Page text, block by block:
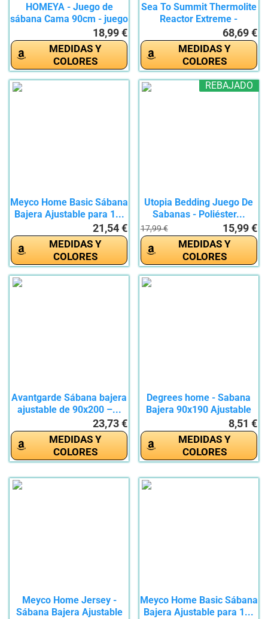
HOMEYA - Juego de
sábana Cama 90cm - juego
18,99 €
MEDIDAS Y
COLORES
Sea To Summit Thermolite
Reactor Extreme -
68,69 €
MEDIDAS Y
COLORES
Meyco Home Basic Sábana
Bajera Ajustable para 1...
21,54 €
MEDIDAS Y
COLORES
REBAJADO
Utopia Bedding Juego De
Sabanas - Poliéster...
17,99 € 15,99 €
MEDIDAS Y
COLORES
Avantgarde Sábana bajera
ajustable de 90x200 –...
23,73 €
MEDIDAS Y
COLORES
Degrees home - Sabana
Bajera 90x190 Ajustable
8,51 €
MEDIDAS Y
COLORES
Meyco Home Jersey -
Sábana Bajera Ajustable
Meyco Home Basic Sábana
Bajera Ajustable para 1...